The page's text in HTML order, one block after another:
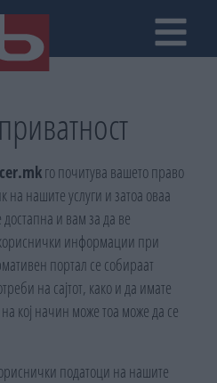
го почитува вашето право
на нашите услуги и затоа оваа
и вам за да ве
информации при
портал се собираат
на сајтот, како и да имате
кој начин може тоа може да се
податоци на нашите